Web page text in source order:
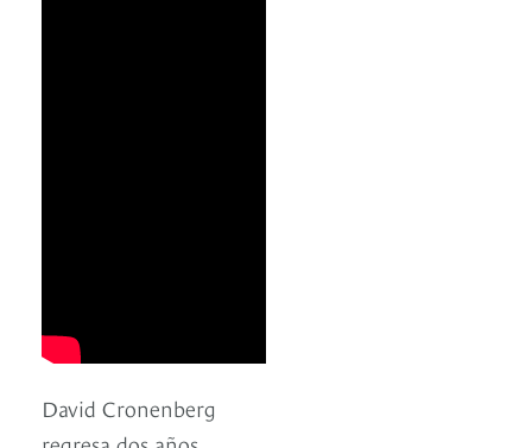
David Cronenberg